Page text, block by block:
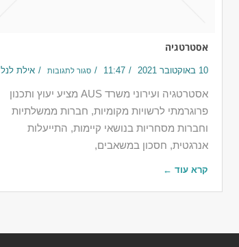
אסטרטגיה
10 באוקטובר 2021 11:47 סגור לתגובות אילת לנל
אסטרטגיה ועירוני משרד AUS מציע יעוץ ותכנון
פרוגרמתי לרשויות מקומיות, חברות ממשלתיות
וחברות מסחריות בנושאי קיימות, התייעלות
אנרגטית, חסכון במשאבים,
קרא עוד ←